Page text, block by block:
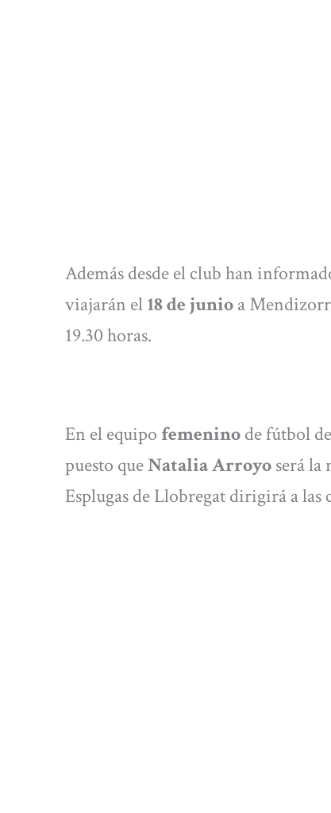
Además desde el club han
viajarán el18 de junioa
19.30 horas.
En el equipo femeninode fútbol
puesto queNatalia Arroyoserá la
Esplugas de Llobregat dirigirá a las